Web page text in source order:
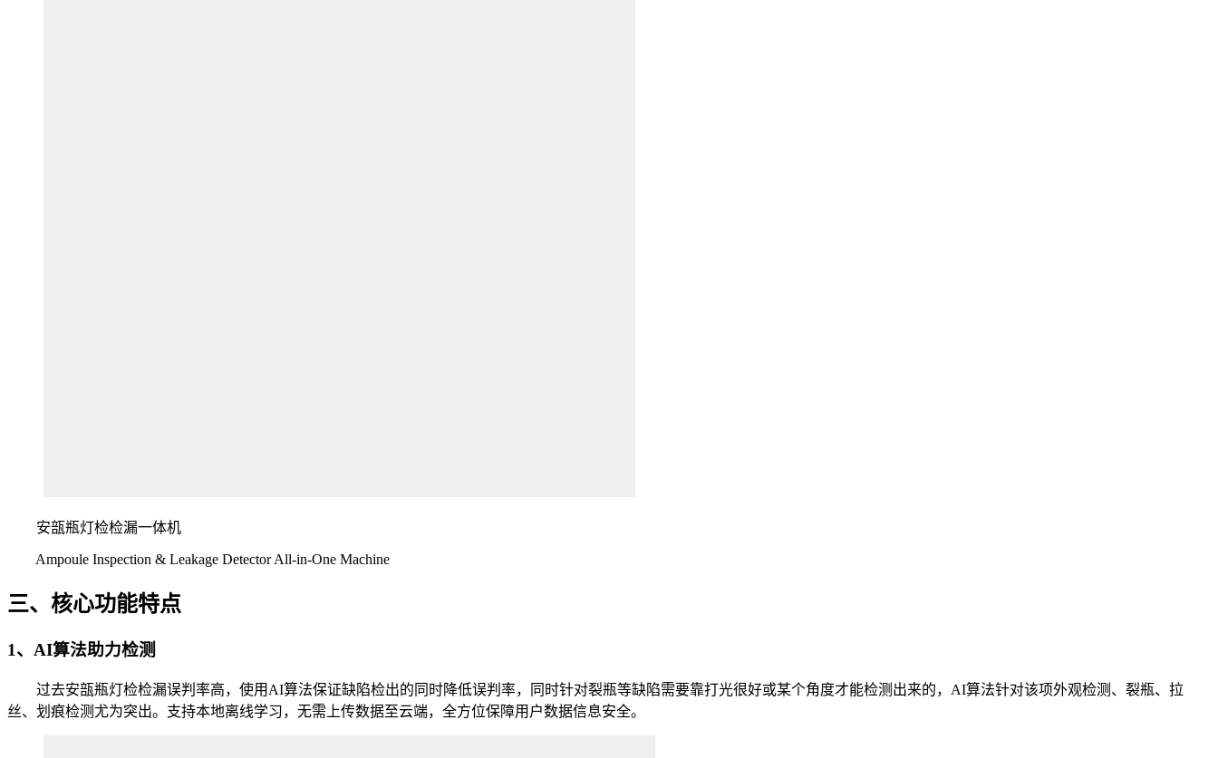
安瓿瓶灯检检漏一体机
Ampoule Inspection & Leakage Detector All-in-One Machine
三、核心功能特点
1、AI算法助力检测
过去安瓿瓶灯检检漏误判率高，使用AI算法保证缺陷检出的同时降低误判率，同时针对裂瓶等缺陷需要靠打光很好或某个角度才能检测出来的，AI算法针对该项外观检测、裂瓶、拉
丝、划痕检测尤为突出。支持本地离线学习，无需上传数据至云端，全方位保障用户数据信息安全。